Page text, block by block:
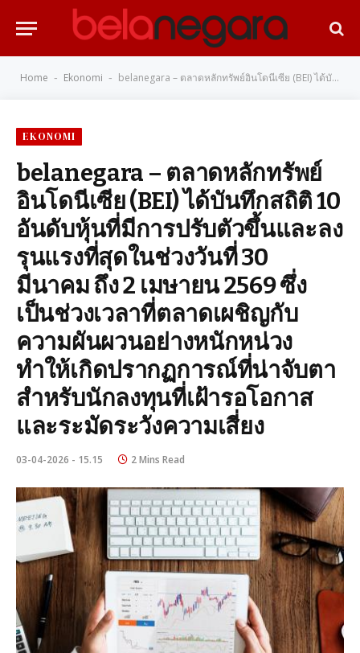
Home - Ekonomi - belanegara – ตลาดหลักทรัพย์อินโดนีเซีย (BEI) ได้บันทึกสถิติ 10 อันดับหุ้นที่มีการปรับตัวขึ้นและลงรุนแรงที่สุดในช่วงวันที่ 30 มีนาคม ถึง 2 เมษายน 2569 ซึ่งเป็นช่วงเวลาที่ตลาดเผชิญกับความผันผวนอย่างหนักหน่วง ทำให้เกิดปรากฏการณ์ที่น่าจับตาสำหรับนักลงทุนที่เฝ้ารอโอกาสและระมัดระวังความเสี่ยง
EKONOMI
belanegara – ตลาดหลักทรัพย์
อินโดนีเซีย (BEI) ได้บันทึกสถิติ 10
อันดับหุ้นที่มีการปรับตัวขึ้นและลง
รุนแรงที่สุดในช่วงวันที่ 30
มีนาคม ถึง 2 เมษายน 2569 ซึ่ง
เป็นช่วงเวลาที่ตลาดเผชิญกับ
ความผันผวนอย่างหนักหน่วง
ทำให้เกิดปรากฏการณ์ที่น่าจับตา
สำหรับนักลงทุนที่เฝ้ารอโอกาส
และระมัดระวังความเสี่ยง
03-04-2026 - 15.15 2 Mins Read